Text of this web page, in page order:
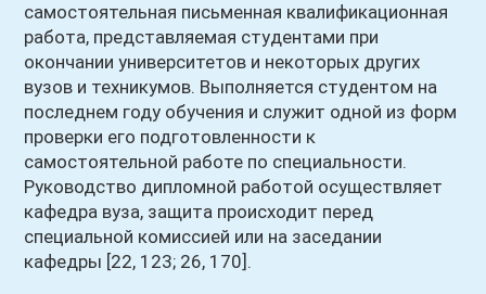
самостоятельная письменная квалификационная
работа, представляемая студентами при
окончании университетов и некоторых других
вузов и техникумов. Выполняется студентом на
последнем году обучения и служит одной из форм
проверки его подготовленности к
самостоятельной работе по специальности.
Руководство дипломной работой осуществляет
кафедра вуза, защита происходит перед
специальной комиссией или на заседании
кафедры [22, 123; 26, 170].